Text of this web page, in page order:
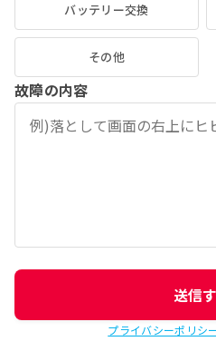
バッテリー交換
その他
故障の内容
送信
プライバシーポリシ